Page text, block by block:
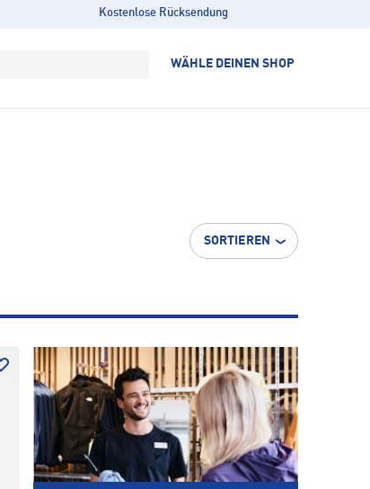
Kostenlose Rücksendung
WÄHLE DEINEN SHOP
SORTIEREN